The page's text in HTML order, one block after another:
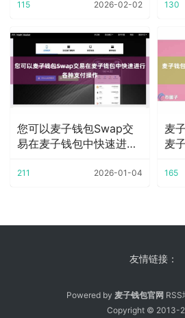
115 2026-02-02 130
您可以麦子钱包Swap交
易在麦子钱包中快速进行
211 2026-01-04
麦
麦
165
友情链接：
Powered by 麦子钱包官网 RSS
Copyright © 2013-